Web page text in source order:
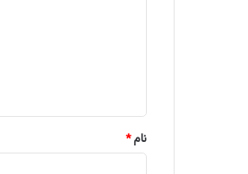
نام*